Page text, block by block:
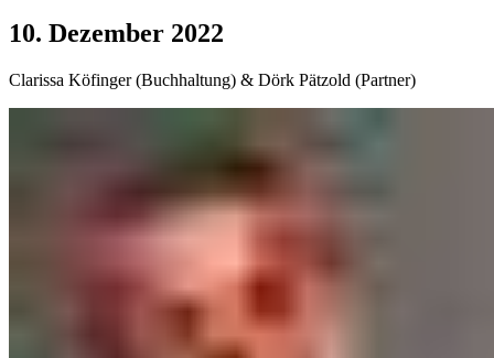
10. Dezember 2022
Clarissa Köfinger (Buchhaltung) & Dörk Pätzold (Partner)